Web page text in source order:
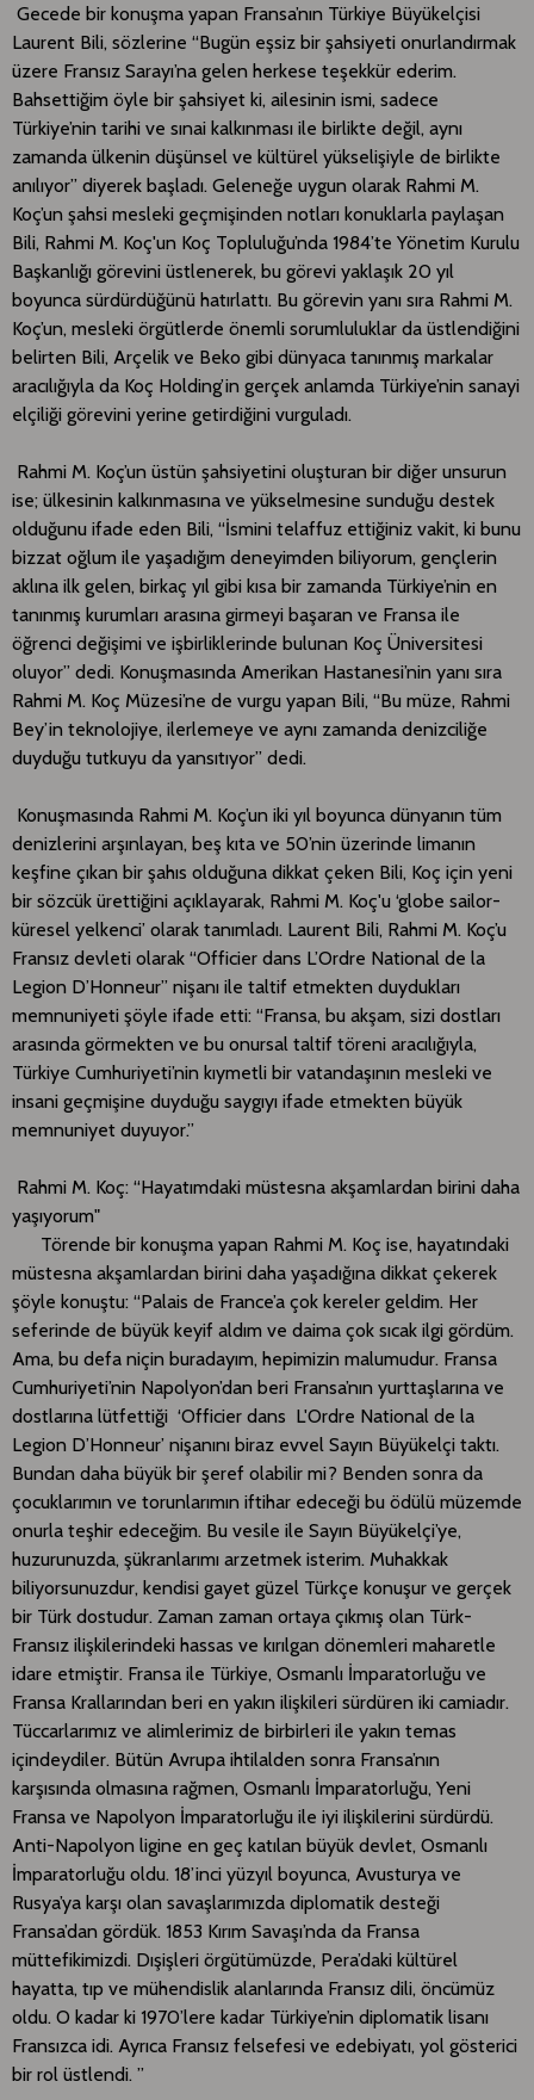
Gecede bir konuşma yapan Fransa’nın Türkiye Büyükelçisi
Laurent Bili, sözlerine “Bugün eşsiz bir şahsiyeti onurlandırmak
üzere Fransız Sarayı’na gelen herkese teşekkür ederim.
Bahsettiğim öyle bir şahsiyet ki, ailesinin ismi, sadece
Türkiye’nin tarihi ve sınai kalkınması ile birlikte değil, aynı
zamanda ülkenin düşünsel ve kültürel yükselişiyle de birlikte
anılıyor” diyerek başladı. Geleneğe uygun olarak Rahmi M.
Koç’un şahsi mesleki geçmişinden notları konuklarla paylaşan
Bili, Rahmi M. Koç'un Koç Topluluğu’nda 1984’te Yönetim Kurulu
Başkanlığı görevini üstlenerek, bu görevi yaklaşık 20 yıl
boyunca sürdürdüğünü hatırlattı. Bu görevin yanı sıra Rahmi M.
Koç’un, mesleki örgütlerde önemli sorumluluklar da üstlendiğini
belirten Bili, Arçelik ve Beko gibi dünyaca tanınmış markalar
aracılığıyla da Koç Holding’in gerçek anlamda Türkiye’nin sanayi
elçiliği görevini yerine getirdiğini vurguladı.
Rahmi M. Koç’un üstün şahsiyetini oluşturan bir diğer unsurun
ise; ülkesinin kalkınmasına ve yükselmesine sunduğu destek
olduğunu ifade eden Bili, “İsmini telaffuz ettiğiniz vakit, ki bunu
bizzat oğlum ile yaşadığım deneyimden biliyorum, gençlerin
aklına ilk gelen, birkaç yıl gibi kısa bir zamanda Türkiye’nin en
tanınmış kurumları arasına girmeyi başaran ve Fransa ile
öğrenci değişimi ve işbirliklerinde bulunan Koç Üniversitesi
oluyor” dedi. Konuşmasında Amerikan Hastanesi’nin yanı sıra
Rahmi M. Koç Müzesi’ne de vurgu yapan Bili, “Bu müze, Rahmi
Bey’in teknolojiye, ilerlemeye ve aynı zamanda denizciliğe
duyduğu tutkuyu da yansıtıyor” dedi.
Konuşmasında Rahmi M. Koç’un iki yıl boyunca dünyanın tüm
denizlerini arşınlayan, beş kıta ve 50’nin üzerinde limanın
keşfine çıkan bir şahıs olduğuna dikkat çeken Bili, Koç için yeni
bir sözcük ürettiğini açıklayarak, Rahmi M. Koç'u ‘globe sailor-
küresel yelkenci’ olarak tanımladı. Laurent Bili, Rahmi M. Koç’u
Fransız devleti olarak “Officier dans L’Ordre National de la
Legion D’Honneur” nişanı ile taltif etmekten duydukları
memnuniyeti şöyle ifade etti: “Fransa, bu akşam, sizi dostları
arasında görmekten ve bu onursal taltif töreni aracılığıyla,
Türkiye Cumhuriyeti’nin kıymetli bir vatandaşının mesleki ve
insani geçmişine duyduğu saygıyı ifade etmekten büyük
memnuniyet duyuyor.”
Rahmi M. Koç: “Hayatımdaki müstesna akşamlardan birini daha
yaşıyorum"
Törende bir konuşma yapan Rahmi M. Koç ise, hayatındaki
müstesna akşamlardan birini daha yaşadığına dikkat çekerek
şöyle konuştu: “Palais de France’a çok kereler geldim. Her
seferinde de büyük keyif aldım ve daima çok sıcak ilgi gördüm.
Ama, bu defa niçin buradayım, hepimizin malumudur. Fransa
Cumhuriyeti’nin Napolyon’dan beri Fransa’nın yurttaşlarına ve
dostlarına lütfettiği ‘Officier dans L'Ordre National de la
Legion D’Honneur’ nişanını biraz evvel Sayın Büyükelçi taktı.
Bundan daha büyük bir şeref olabilir mi? Benden sonra da
çocuklarımın ve torunlarımın iftihar edeceği bu ödülü müzemde
onurla teşhir edeceğim. Bu vesile ile Sayın Büyükelçi’ye,
huzurunuzda, şükranlarımı arzetmek isterim. Muhakkak
biliyorsunuzdur, kendisi gayet güzel Türkçe konuşur ve gerçek
bir Türk dostudur. Zaman zaman ortaya çıkmış olan Türk-
Fransız ilişkilerindeki hassas ve kırılgan dönemleri maharetle
idare etmiştir. Fransa ile Türkiye, Osmanlı İmparatorluğu ve
Fransa Krallarından beri en yakın ilişkileri sürdüren iki camiadır.
Tüccarlarımız ve alimlerimiz de birbirleri ile yakın temas
içindeydiler. Bütün Avrupa ihtilalden sonra Fransa’nın
karşısında olmasına rağmen, Osmanlı İmparatorluğu, Yeni
Fransa ve Napolyon İmparatorluğu ile iyi ilişkilerini sürdürdü.
Anti-Napolyon ligine en geç katılan büyük devlet, Osmanlı
İmparatorluğu oldu. 18’inci yüzyıl boyunca, Avusturya ve
Rusya’ya karşı olan savaşlarımızda diplomatik desteği
Fransa’dan gördük. 1853 Kırım Savaşı’nda da Fransa
müttefikimizdi. Dışişleri örgütümüzde, Pera’daki kültürel
hayatta, tıp ve mühendislik alanlarında Fransız dili, öncümüz
oldu. O kadar ki 1970’lere kadar Türkiye’nin diplomatik lisanı
Fransızca idi. Ayrıca Fransız felsefesi ve edebiyatı, yol gösterici
bir rol üstlendi. ”